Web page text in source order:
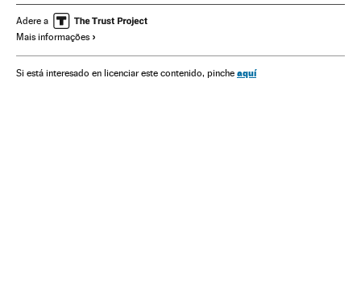
Organizações internacionais
Relações exteriores
Adere a
Mais informações
Si está interesado en licenciar este contenido, pinche aquí